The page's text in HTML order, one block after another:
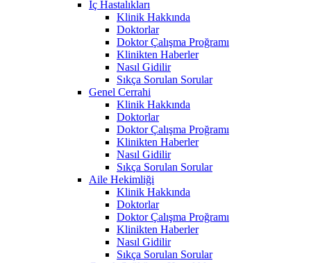
İç Hastalıkları
Klinik Hakkında
Doktorlar
Doktor Çalışma Proğramı
Klinikten Haberler
Nasıl Gidilir
Sıkça Sorulan Sorular
Genel Cerrahi
Klinik Hakkında
Doktorlar
Doktor Çalışma Proğramı
Klinikten Haberler
Nasıl Gidilir
Sıkça Sorulan Sorular
Aile Hekimliği
Klinik Hakkında
Doktorlar
Doktor Çalışma Proğramı
Klinikten Haberler
Nasıl Gidilir
Sıkça Sorulan Sorular